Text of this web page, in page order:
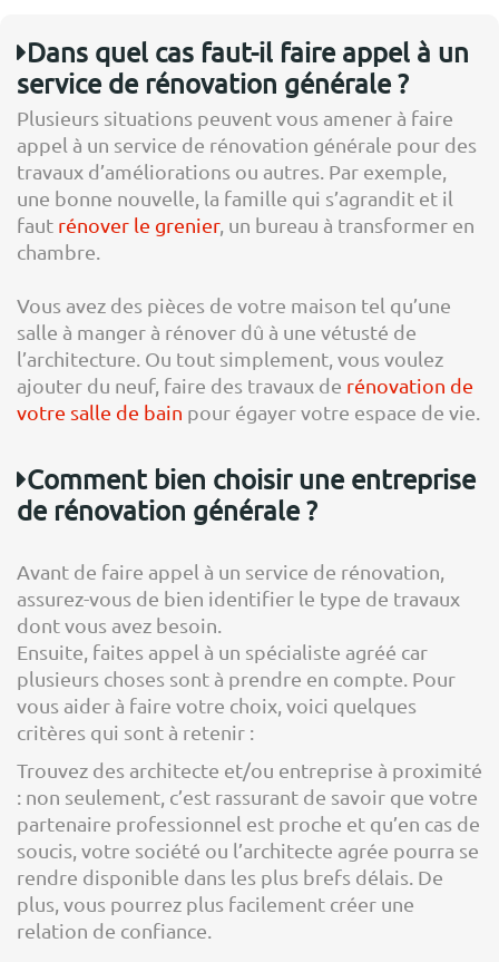
Dans quel cas faut-il faire appel à un
service de rénovation générale ?
Plusieurs situations peuvent vous amener à faire
appel à un service de rénovation générale pour des
travaux d’améliorations ou autres. Par exemple,
une bonne nouvelle, la famille qui s’agrandit et il
faut rénover le grenier, un bureau à transformer en
chambre.
Vous avez des pièces de votre maison tel qu’une
salle à manger à rénover dû à une vétusté de
l’architecture. Ou tout simplement, vous voulez
ajouter du neuf, faire des travaux de rénovation de
votre salle de bain pour égayer votre espace de vie.
Comment bien choisir une entreprise
de rénovation générale ?
Avant de faire appel à un service de rénovation,
assurez-vous de bien identifier le type de travaux
dont vous avez besoin.
Ensuite, faites appel à un spécialiste agréé car
plusieurs choses sont à prendre en compte. Pour
vous aider à faire votre choix, voici quelques
critères qui sont à retenir :
Trouvez des architecte et/ou entreprise à proximité
: non seulement, c’est rassurant de savoir que votre
partenaire professionnel est proche et qu’en cas de
soucis, votre société ou l’architecte agrée pourra se
rendre disponible dans les plus brefs délais. De
plus, vous pourrez plus facilement créer une
relation de confiance.